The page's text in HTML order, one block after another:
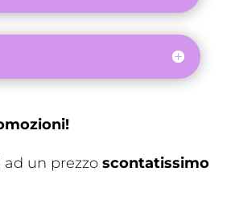
ad un prezzoscontatissimo